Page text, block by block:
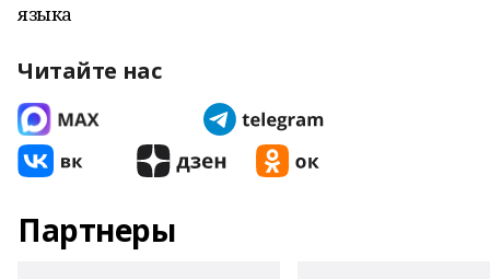
языка
Читайте нас
Партнеры